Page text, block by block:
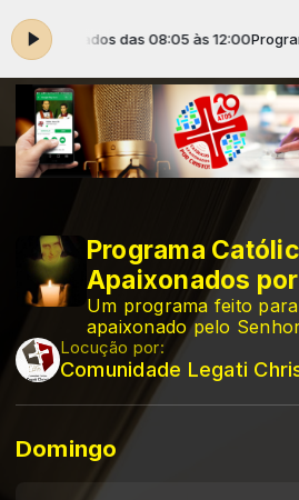
Conectados das 08:05 às 12:00
Programa
Apaixonados
Um programa feito
apaixonado pelo
Locução por:
Comunidade Legati
Domingo